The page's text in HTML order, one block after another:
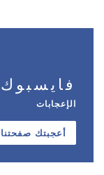
فايسبوك
الإعجابات
أعجبتك صفحتنا